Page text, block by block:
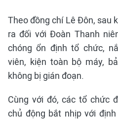
Theo đồng chí Lê Đôn, sau
ra đối với Đoàn Thanh
chóng ổn định tổ chức,
viên, kiện toàn bộ máy,
không bị gián đoạn.
Cùng với đó, các tổ chức
chủ động bắt nhịp với